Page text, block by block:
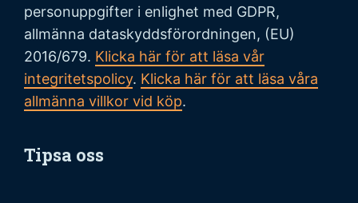
personuppgifter i enlighet med GDPR,
allmänna dataskyddsförordningen, (EU)
2016/679. Klicka här för att läsa vår
integritetspolicy. Klicka här för att läsa våra
allmänna villkor vid köp.
Tipsa oss